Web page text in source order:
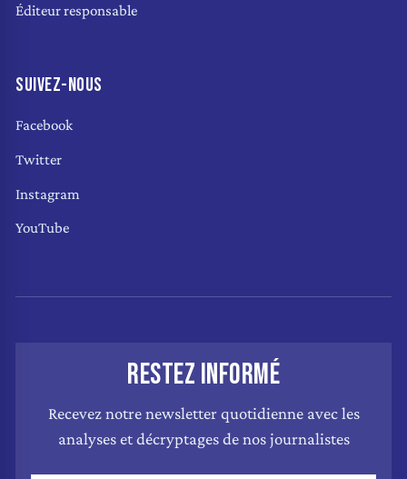
Éditeur responsable
SUIVEZ-NOUS
Facebook
Twitter
Instagram
YouTube
RESTEZ INFORMÉ
Recevez notre newsletter quotidienne avec les
analyses et décryptages de nos journalistes